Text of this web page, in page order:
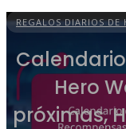
REGALOS DIARIOS DE
Hero
próximas,